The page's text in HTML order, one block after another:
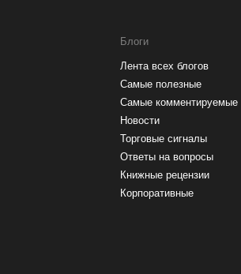
Блоги
Лента всех блогов
Самые полезные
Самые комментируемые
Новости
Торговые сигналы
Ответы на вопросы
Книжные рецензии
Корпоративные